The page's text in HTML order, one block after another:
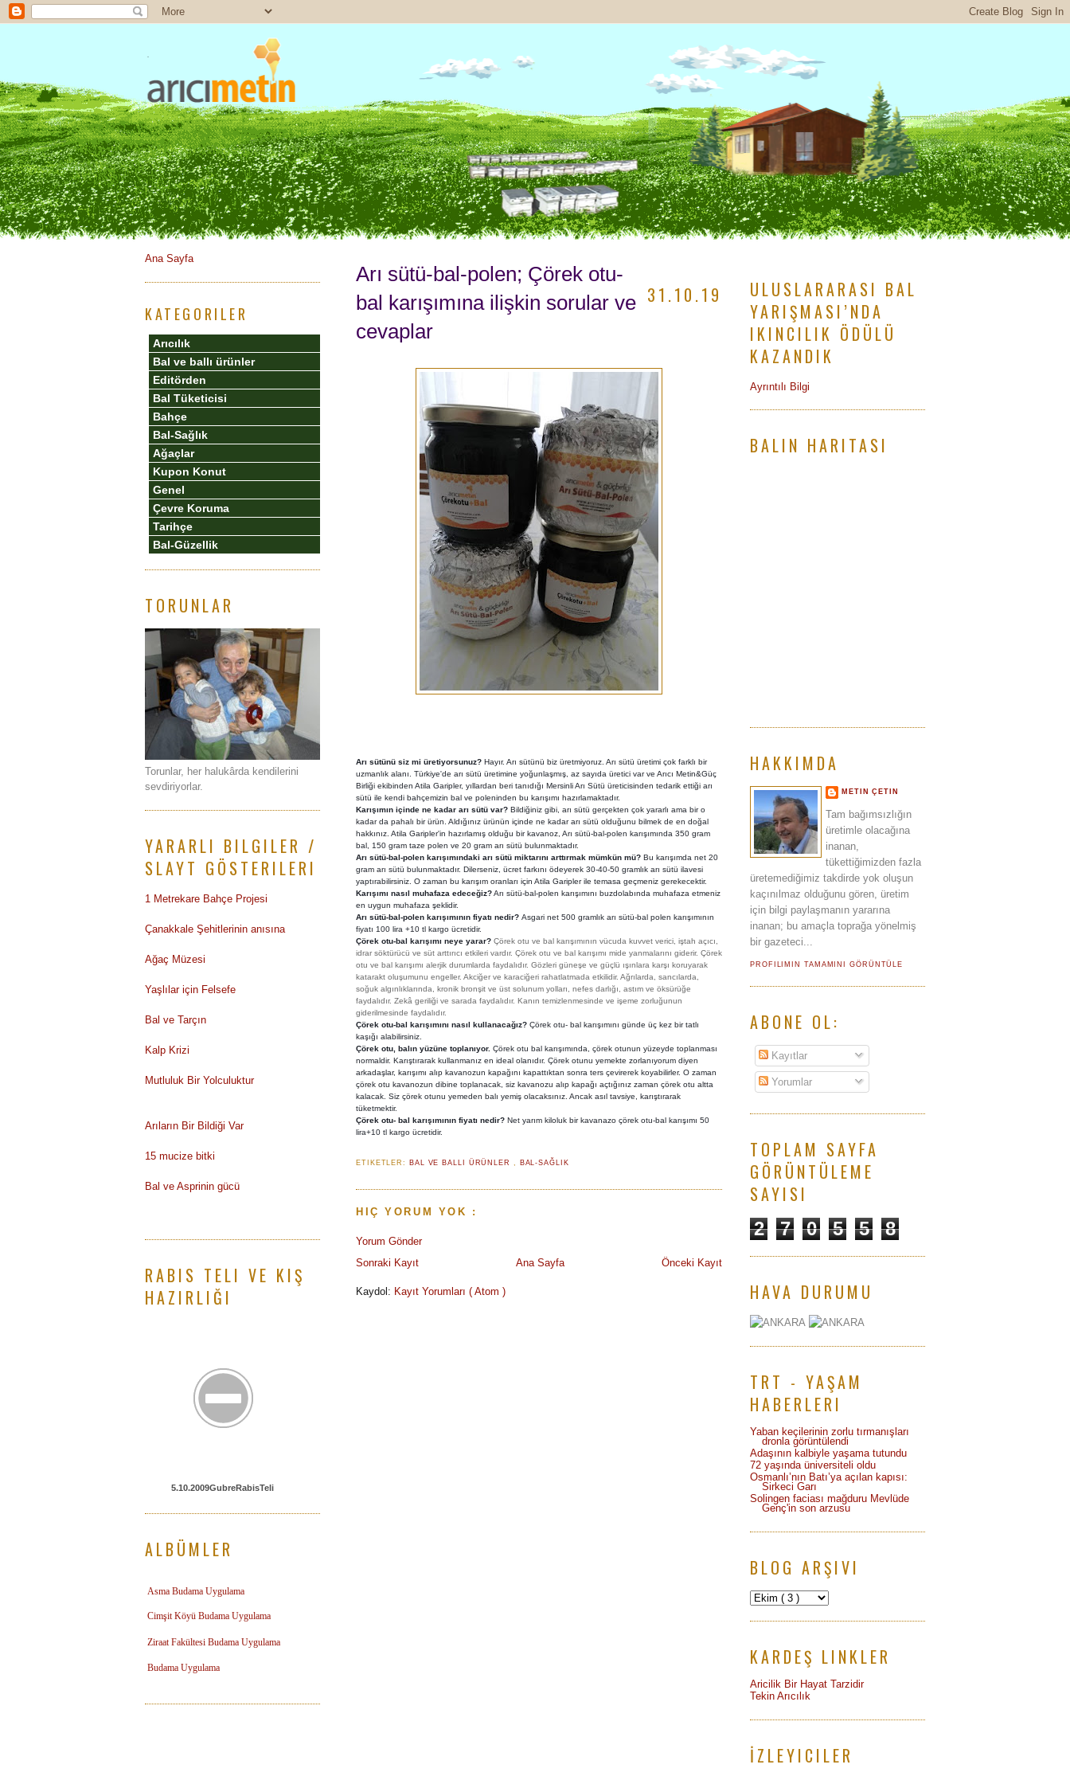
ULUSLARARASI BAL
YARIŞMASI’NDA
IKINCILIK ÖDÜLÜ
KAZANDIK
Ayrıntılı Bilgi
BALIN HARITASI
HAKKIMDA
METIN ÇETIN
Tam bağımsızlığın
üretimle olacağına
inanan,
tükettiğimizden fazla
üretemediğimiz takdirde yok oluşun
kaçınılmaz olduğunu gören, üretim
için bilgi paylaşmanın yararına
inanan; bu amaçla toprağa yönelmiş
bir gazeteci...
PROFILIMIN TAMAMINI GÖRÜNTÜLE
ABONE OL:
Kayıtlar
Yorumlar
TOPLAM SAYFA
GÖRÜNTÜLEME
SAYISI
2 7 0 5 5 8
HAVA DURUMU
TRT - YAŞAM
HABERLERI
Yaban keçilerinin zorlu tırmanışları
dronla görüntülendi
Adaşının kalbiyle yaşama tutundu
72 yaşında üniversiteli oldu
Osmanlı’nın Batı’ya açılan kapısı:
Sirkeci Garı
Solingen faciası mağduru Mevlüde
Genç'in son arzusu
BLOG ARŞIVI
KARDEŞ LINKLER
Aricilik Bir Hayat Tarzidir
Tekin Arıcılık
İZLEYICILER
31.10.19
Arı sütü-bal-polen; Çörek otu-
bal karışımına ilişkin sorular ve
cevaplar
Arı sütünü siz mi üretiyorsunuz? Hayır. Arı sütünü biz üretmiyoruz. Arı sütü üretimi çok farklı bir
uzmanlık alanı. Türkiye'de arı sütü üretimine yoğunlaşmış, az sayıda üretici var ve Arıcı Metin&Güç
Birliği ekibinden Atila Garipler, yıllardan beri tanıdığı Mersinli Arı Sütü üreticisinden tedarik ettiği arı
sütü ile kendi bahçemizin bal ve poleninden bu karışımı hazırlamaktadır.
Karışımın içinde ne kadar arı sütü var? Bildiğiniz gibi, arı sütü gerçekten çok yararlı ama bir o
kadar da pahalı bir ürün. Aldığınız ürünün içinde ne kadar arı sütü olduğunu bilmek de en doğal
hakkınız. Atila Garipler'in hazırlamış olduğu bir kavanoz, Arı sütü-bal-polen karışımında 350 gram
bal, 150 gram taze polen ve 20 gram arı sütü bulunmaktadır.
Arı sütü-bal-polen karışımındaki arı sütü miktarını arttırmak mümkün mü? Bu karışımda net 20
gram arı sütü bulunmaktadır. Dilerseniz, ücret farkını ödeyerek 30-40-50 gramlık arı sütü ilavesi
yaptırabilirsiniz. O zaman bu karışım oranları için Atila Garipler ile temasa geçmeniz gerekecektir.
Karışımı nasıl muhafaza edeceğiz?Arı sütü-bal-polen karışımını buzdolabında muhafaza etmeniz
en uygun muhafaza şeklidir.
Arı sütü-bal-polen karışımının fiyatı nedir? Asgari net 500 gramlık arı sütü-bal polen karışımının
fiyatı 100 lira +10 tl kargo ücretidir.
Çörek otu-bal karışımı neye yarar? Çörek otu ve bal karışımının vücuda kuvvet verici, iştah açıcı,
idrar söktürücü ve süt arttırıcı etkileri vardır. Çörek otu ve bal karışımı mide yanmalarını giderir. Çörek
otu ve bal karışımı alerjik durumlarda faydalıdır. Gözleri güneşe ve güçlü ışınlara karşı koruyarak
katarakt oluşumunu engeller. Akciğer ve karaciğeri rahatlatmada etkilidir. Ağrılarda, sancılarda,
soğuk algınlıklarında, kronik bronşit ve üst solunum yolları, nefes darlığı, astım ve öksürüğe
faydalıdır. Zekâ geriliği ve sarada faydalıdır. Kanın temizlenmesinde ve işeme zorluğunun
giderilmesinde faydalıdır.
Çörek otu-bal karışımını nasıl kullanacağız? Çörek otu- bal karışımını günde üç kez bir tatlı
kaşığı alabilirsiniz.
Çörek otu, balın yüzüne toplanıyor. Çörek otu bal karışımında, çörek otunun yüzeyde toplanması
normaldir. Karıştırarak kullanmanız en ideal olanıdır. Çörek otunu yemekte zorlanıyorum diyen
arkadaşlar, karışımı alıp kavanozun kapağını kapattıktan sonra ters çevirerek koyabilirler. O zaman
çörek otu kavanozun dibine toplanacak, siz kavanozu alıp kapağı açtığınız zaman çörek otu altta
kalacak. Siz çörek otunu yemeden balı yemiş olacaksınız. Ancak asıl tavsiye, karıştırarak
tüketmektir.
Çörek otu- bal karışımının fiyatı nedir? Net yarım kiloluk bir kavanazo çörek otu-bal karışımı 50
lira+10 tl kargo ücretidir.
ETIKETLER: BAL VE BALLI ÜRÜNLER BAL-SAĞLIK
HIÇ YORUM YOK :
Yorum Gönder
Sonraki Kayıt
Önceki Kayıt
Ana Sayfa
Kaydol: Kayıt Yorumları ( Atom )
Ana Sayfa
KATEGORILER
Arıcılık
Bal ve ballı ürünler
Editörden
Bal Tüketicisi
Bahçe
Bal-Sağlık
Ağaçlar
Kupon Konut
Genel
Çevre Koruma
Tarihçe
Bal-Güzellik
TORUNLAR
Torunlar, her halukârda kendilerini
sevdiriyorlar.
YARARLI BILGILER /
SLAYT GÖSTERILERI
1 Metrekare Bahçe Projesi
Çanakkale Şehitlerinin anısına
Ağaç Müzesi
Yaşlılar için Felsefe
Bal ve Tarçın
Kalp Krizi
Mutluluk Bir Yolculuktur
Arıların Bir Bildiği Var
15 mucize bitki
Bal ve Asprinin gücü
RABIS TELI VE KIŞ
HAZIRLIĞI
5.10.2009GubreRabisTeli
ALBÜMLER
Asma Budama Uygulama
Cimşit Köyü Budama Uygulama
Ziraat Fakültesi Budama Uygulama
Budama Uygulama